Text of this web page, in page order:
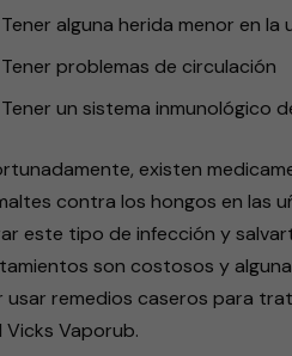
Tener alguna herida menor en la
Tener problemas de circulación
Tener un sistema inmunológico
existen
contra los hongos en las
este tipo de infección y
son costosos y
usar remedios caseros para
Vicks Vaporub.